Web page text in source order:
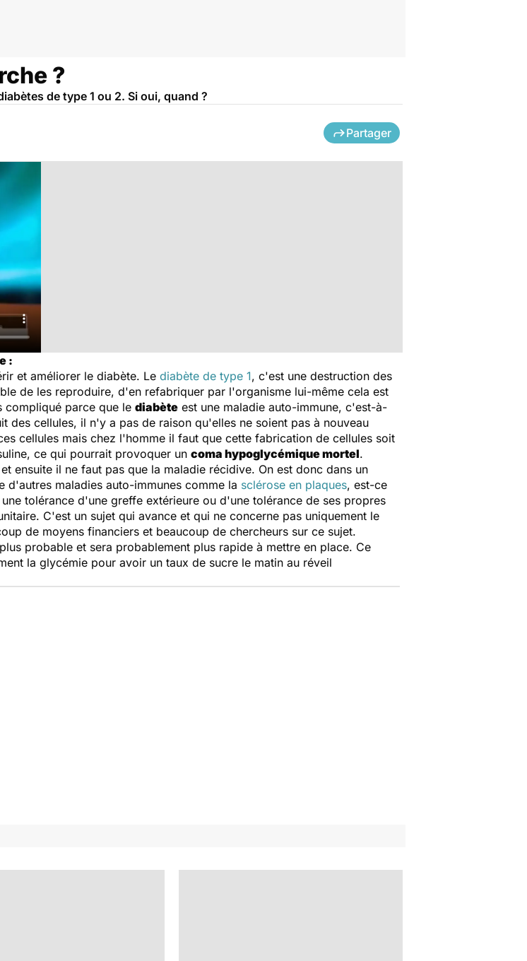
?
de type 1 ou 2. Si oui, quand ?
Partager
:
et améliorer le diabète. Le diabète de type 1, c'est une destruction des
de les reproduire, d'en refabriquer par l'organisme lui-même cela est
compliqué parce que le diabète est une maladie auto-immune, c'est-à-
cellules, il n'y a pas de raison qu'elles ne soient pas à nouveau
cellules mais chez l'homme il faut que cette fabrication de cellules soit
ce qui pourrait provoquer un coma hypoglycémique mortel.
ensuite il ne faut pas que la maladie récidive. On est donc dans un
d'autres maladies auto-immunes comme la sclérose en plaques, est-ce
tolérance d'une greffe extérieure ou d'une tolérance de ses propres
C'est un sujet qui avance et qui ne concerne pas uniquement le
de moyens financiers et beaucoup de chercheurs sur ce sujet.
probable et sera probablement plus rapide à mettre en place. Ce
la glycémie pour avoir un taux de sucre le matin au réveil